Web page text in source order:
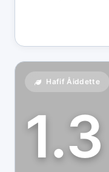
Hafif Åiddette